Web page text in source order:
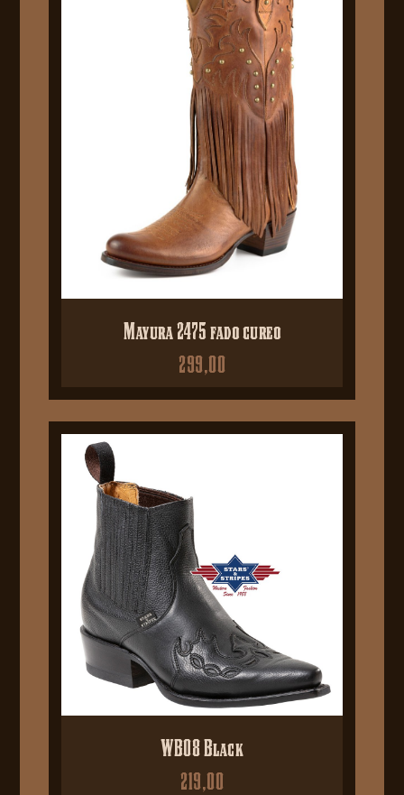
Mayura 2475 fado cureo
299,00
WB08 Black
219,00